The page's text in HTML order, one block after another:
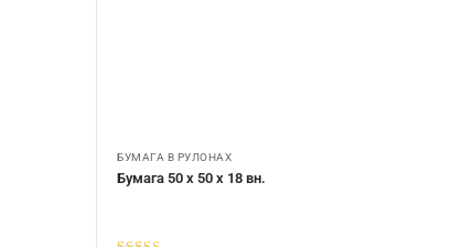
БУМАГА В РУЛОНАХ
Бумага 50 х 50 х 18 вн.